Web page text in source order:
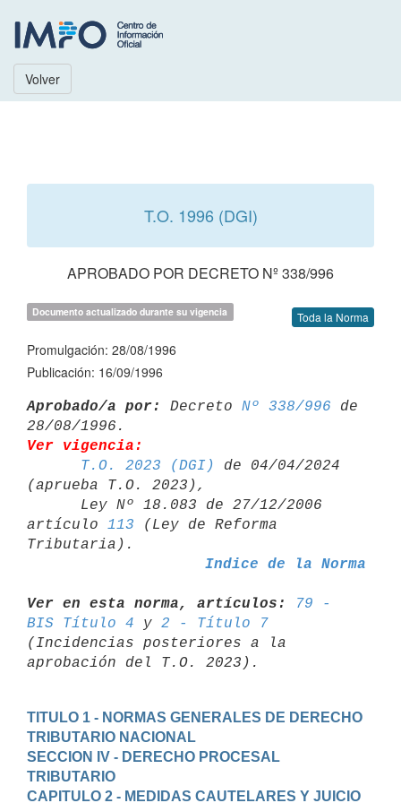
Volver
T.O. 1996 (DGI)
APROBADO POR DECRETO Nº 338/996
Documento actualizado durante su vigencia Toda la Norma
Promulgación: 28/08/1996
Publicación: 16/09/1996
Aprobado/a por: Decreto Nº 338/996 de
Ver vigencia:
T.O. 2023 (DGI)
de 04/04/2024
(aprueba T.O. 2023),
artículo 113 (Ley de Reforma
Indice de la Norma
Ver en esta norma, artículos:
79 -
BIS Título 4 y 2 - Título 7
(Incidencias posteriores a la
TITULO 1 - NORMAS GENERALES DE DERECHO
TRIBUTARIO NACIONAL
SECCION IV - DERECHO PROCESAL
TRIBUTARIO
CAPITULO 2 - MEDIDAS CAUTELARES Y JUICIO